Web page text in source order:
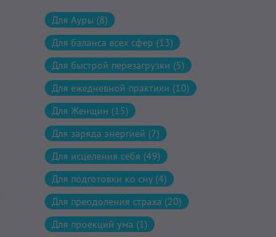
Для Ауры (8)
Для баланса всех сфер (13)
Для быстрой перезагрузки (5)
Для ежедневной практики (10)
Для Женщин (15)
Для заряда энергией (7)
Для исцеления себя (49)
Для подготовки ко сну (4)
Для преодоления страха (20)
Для проекций ума (1)